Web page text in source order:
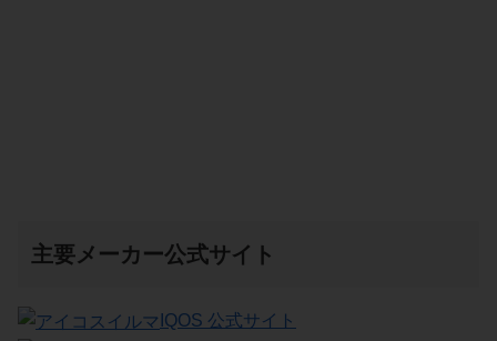
主要メーカー公式サイト
IQOS 公式サイト